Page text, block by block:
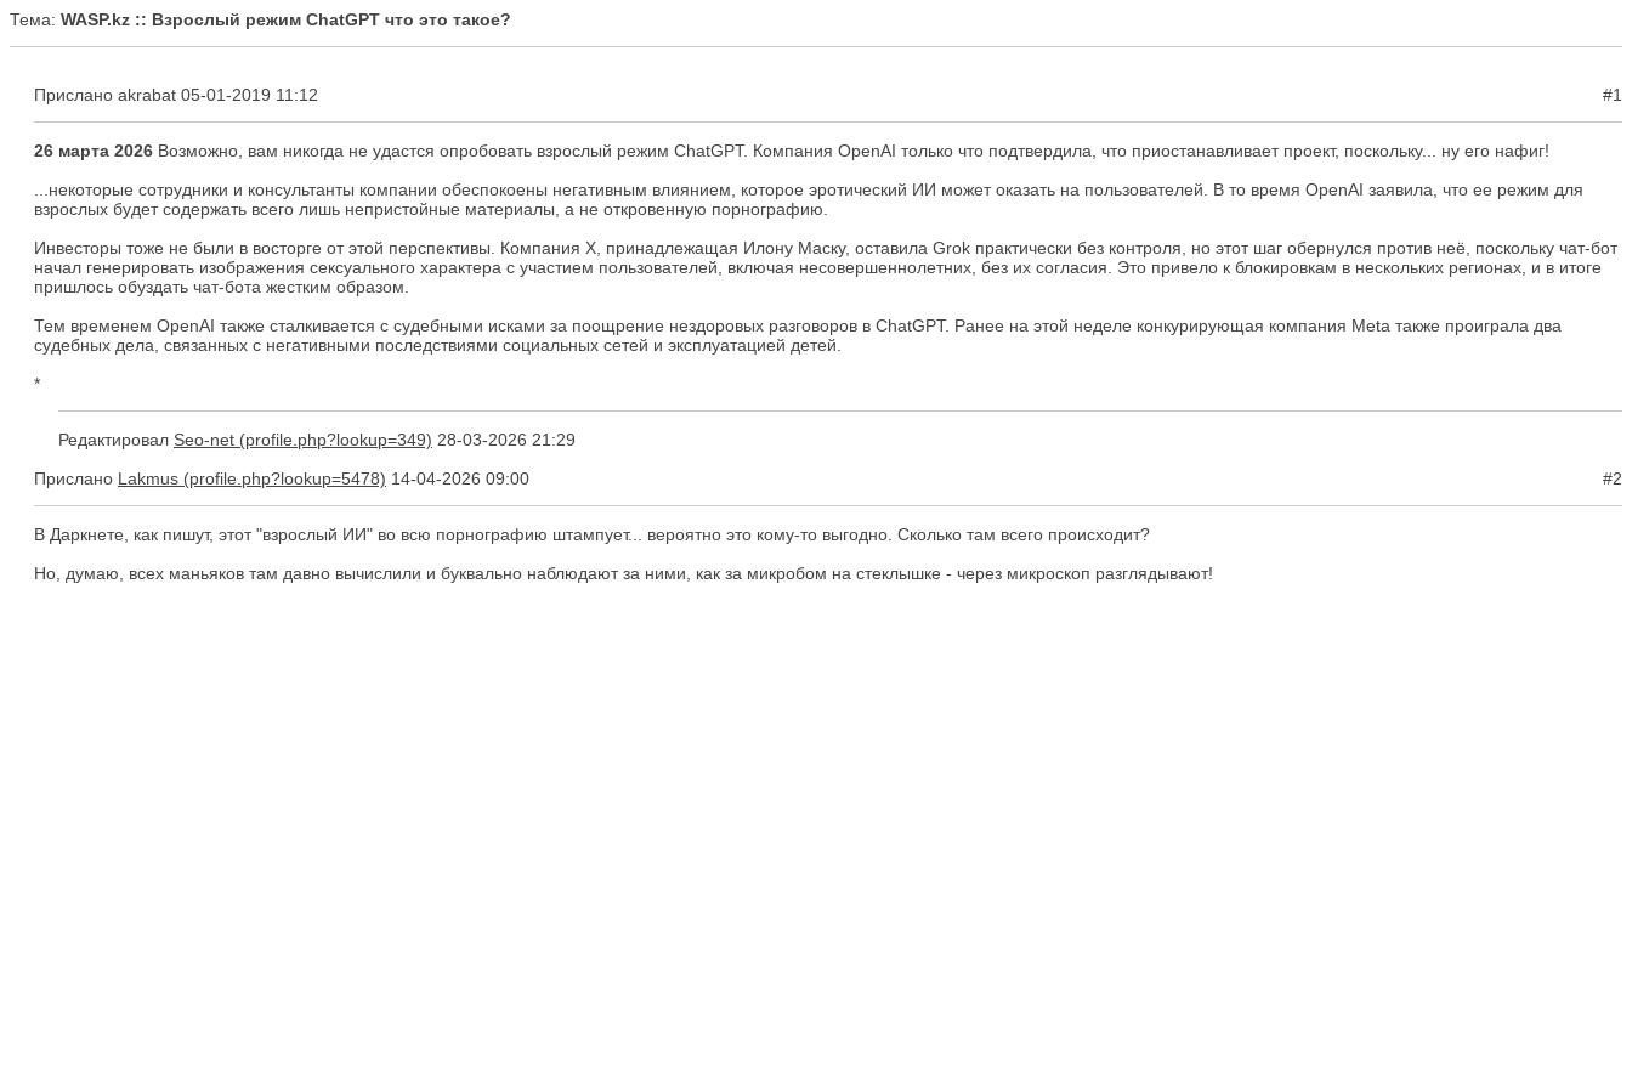
Тема: WASP.kz :: Взрослый режим ChatGPT что это такое?
Прислано akrabat 05-01-2019 11:12 #1
26 марта 2026 Возможно, вам никогда не удастся опробовать взрослый режим ChatGPT. Компания OpenAI только что подтвердила, что приостанавливает проект, поскольку... ну его нафиг!
...некоторые сотрудники и консультанты компании обеспокоены негативным влиянием, которое эротический ИИ может оказать на пользователей. В то время OpenAI заявила, что ее режим для
взрослых будет содержать всего лишь непристойные материалы, а не откровенную порнографию.
Инвесторы тоже не были в восторге от этой перспективы. Компания X, принадлежащая Илону Маску, оставила Grok практически без контроля, но этот шаг обернулся против неё, поскольку чат-бот
начал генерировать изображения сексуального характера с участием пользователей, включая несовершеннолетних, без их согласия. Это привело к блокировкам в нескольких регионах, и в итоге
пришлось обуздать чат-бота жестким образом.
Тем временем OpenAI также сталкивается с судебными исками за поощрение нездоровых разговоров в ChatGPT. Ранее на этой неделе конкурирующая компания Meta также проиграла два
судебных дела, связанных с негативными последствиями социальных сетей и эксплуатацией детей.
*
Редактировал Seo-net
28-03-2026 21:29
Прислано Lakmus 14-04-2026 09:00 #2
В Даркнете, как пишут, этот "взрослый ИИ" во всю порнографию штампует... вероятно это кому-то выгодно. Сколько там всего происходит?
Но, думаю, всех маньяков там давно вычислили и буквально наблюдают за ними, как за микробом на стеклышке - через микроскоп разглядывают!